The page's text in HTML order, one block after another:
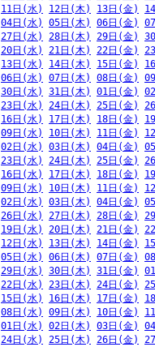
11日(水) 12日(木) 13日(金)
04日(水) 05日(木) 06日(金)
27日(水) 28日(木) 29日(金)
20日(水) 21日(木) 22日(金)
13日(水) 14日(木) 15日(金)
06日(水) 07日(木) 08日(金)
30日(水) 31日(木) 01日(金)
23日(水) 24日(木) 25日(金)
16日(水) 17日(木) 18日(金)
09日(水) 10日(木) 11日(金)
02日(水) 03日(木) 04日(金)
23日(水) 24日(木) 25日(金)
16日(水) 17日(木) 18日(金)
09日(水) 10日(木) 11日(金)
02日(水) 03日(木) 04日(金)
26日(水) 27日(木) 28日(金)
19日(水) 20日(木) 21日(金)
12日(水) 13日(木) 14日(金)
05日(水) 06日(木) 07日(金)
29日(水) 30日(木) 31日(金)
22日(水) 23日(木) 24日(金)
15日(水) 16日(木) 17日(金)
08日(水) 09日(木) 10日(金)
01日(水) 02日(木) 03日(金)
24日(水) 25日(木) 26日(金)